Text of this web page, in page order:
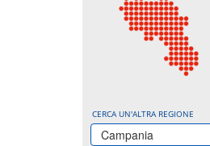
CERCA UN'ALTRA REGIONE
Campania